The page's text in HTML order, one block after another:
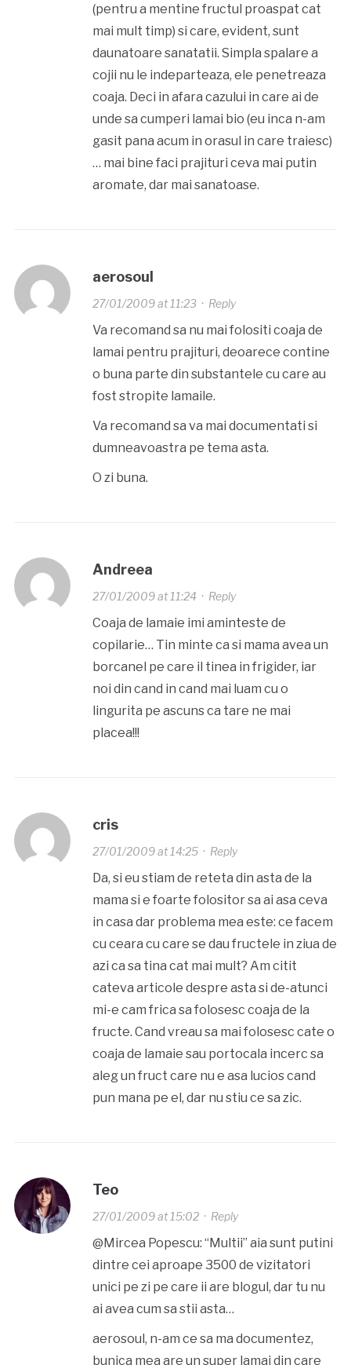
(pentru a mentine fructul proaspat cat
mai mult timp) si care, evident, sunt
daunatoare sanatatii. Simpla spalare a
cojii nu le indeparteaza, ele penetreaza
coaja. Deci in afara cazului in care ai de
unde sa cumperi lamai bio (eu inca n-am
gasit pana acum in orasul in care traiesc)
… mai bine faci prajituri ceva mai putin
aromate, dar mai sanatoase.
aerosoul
27/01/2009 at 11:23· Reply
Va recomand sa nu mai folositi coaja de
lamai pentru prajituri, deoarece contine
o buna parte din substantele cu care au
fost stropite lamaile.
Va recomand sa va mai documentati si
dumneavoastra pe tema asta.
O zi buna.
Andreea
27/01/2009 at 11:24· Reply
Coaja de lamaie imi aminteste de
copilarie… Tin minte ca si mama avea un
borcanel pe care il tinea in frigider, iar
noi din cand in cand mai luam cu o
lingurita pe ascuns ca tare ne mai
placea!!!
cris
27/01/2009 at 14:25· Reply
Da, si eu stiam de reteta din asta de la
mama si e foarte folositor sa ai asa ceva
in casa dar problema mea este: ce facem
cu ceara cu care se dau fructele in ziua de
azi ca sa tina cat mai mult? Am citit
cateva articole despre asta si de-atunci
mi-e cam frica sa folosesc coaja de la
fructe. Cand vreau sa mai folosesc cate o
coaja de lamaie sau portocala incerc sa
aleg un fruct care nu e asa lucios cand
pun mana pe el, dar nu stiu ce sa zic.
Teo
27/01/2009 at 15:02· Reply
@Mircea Popescu: “Multii” aia sunt putini
dintre cei aproape 3500 de vizitatori
unici pe zi pe care ii are blogul, dar tu nu
ai avea cum sa stii asta…
aerosoul, n-am ce sa ma documentez,
bunica mea are un super lamai din care